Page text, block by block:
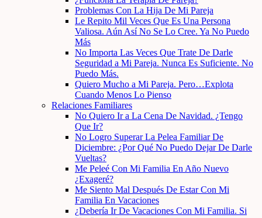
Problemas Con La Hija De Mi Pareja
Le Repito Mil Veces Que Es Una Persona
Valiosa. Aún Así No Se Lo Cree. Ya No Puedo
Más
No Importa Las Veces Que Trate De Darle
Seguridad a Mi Pareja. Nunca Es Suficiente. No
Puedo Más.
Quiero Mucho a Mi Pareja. Pero…Explota
Cuando Menos Lo Pienso
Relaciones Familiares
No Quiero Ir a La Cena De Navidad. ¿Tengo
Que Ir?
No Logro Superar La Pelea Familiar De
Diciembre: ¿Por Qué No Puedo Dejar De Darle
Vueltas?
Me Peleé Con Mi Familia En Año Nuevo
¿Exageré?
Me Siento Mal Después De Estar Con Mi
Familia En Vacaciones
¿Debería Ir De Vacaciones Con Mi Familia. Si